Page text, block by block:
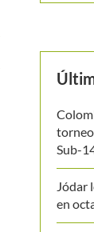
Sub-
Jódar
en